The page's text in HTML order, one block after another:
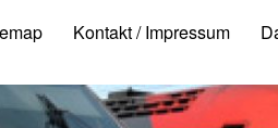
Kontakt / Impressum